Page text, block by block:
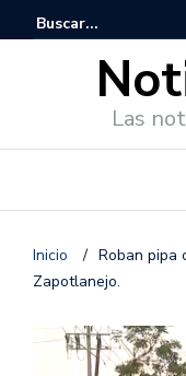
Las
Inicio / Roban pipa
Zapotlanejo.